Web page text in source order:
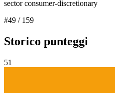
sector consumer-discretionary
#49 / 159
Storico punteggi
51